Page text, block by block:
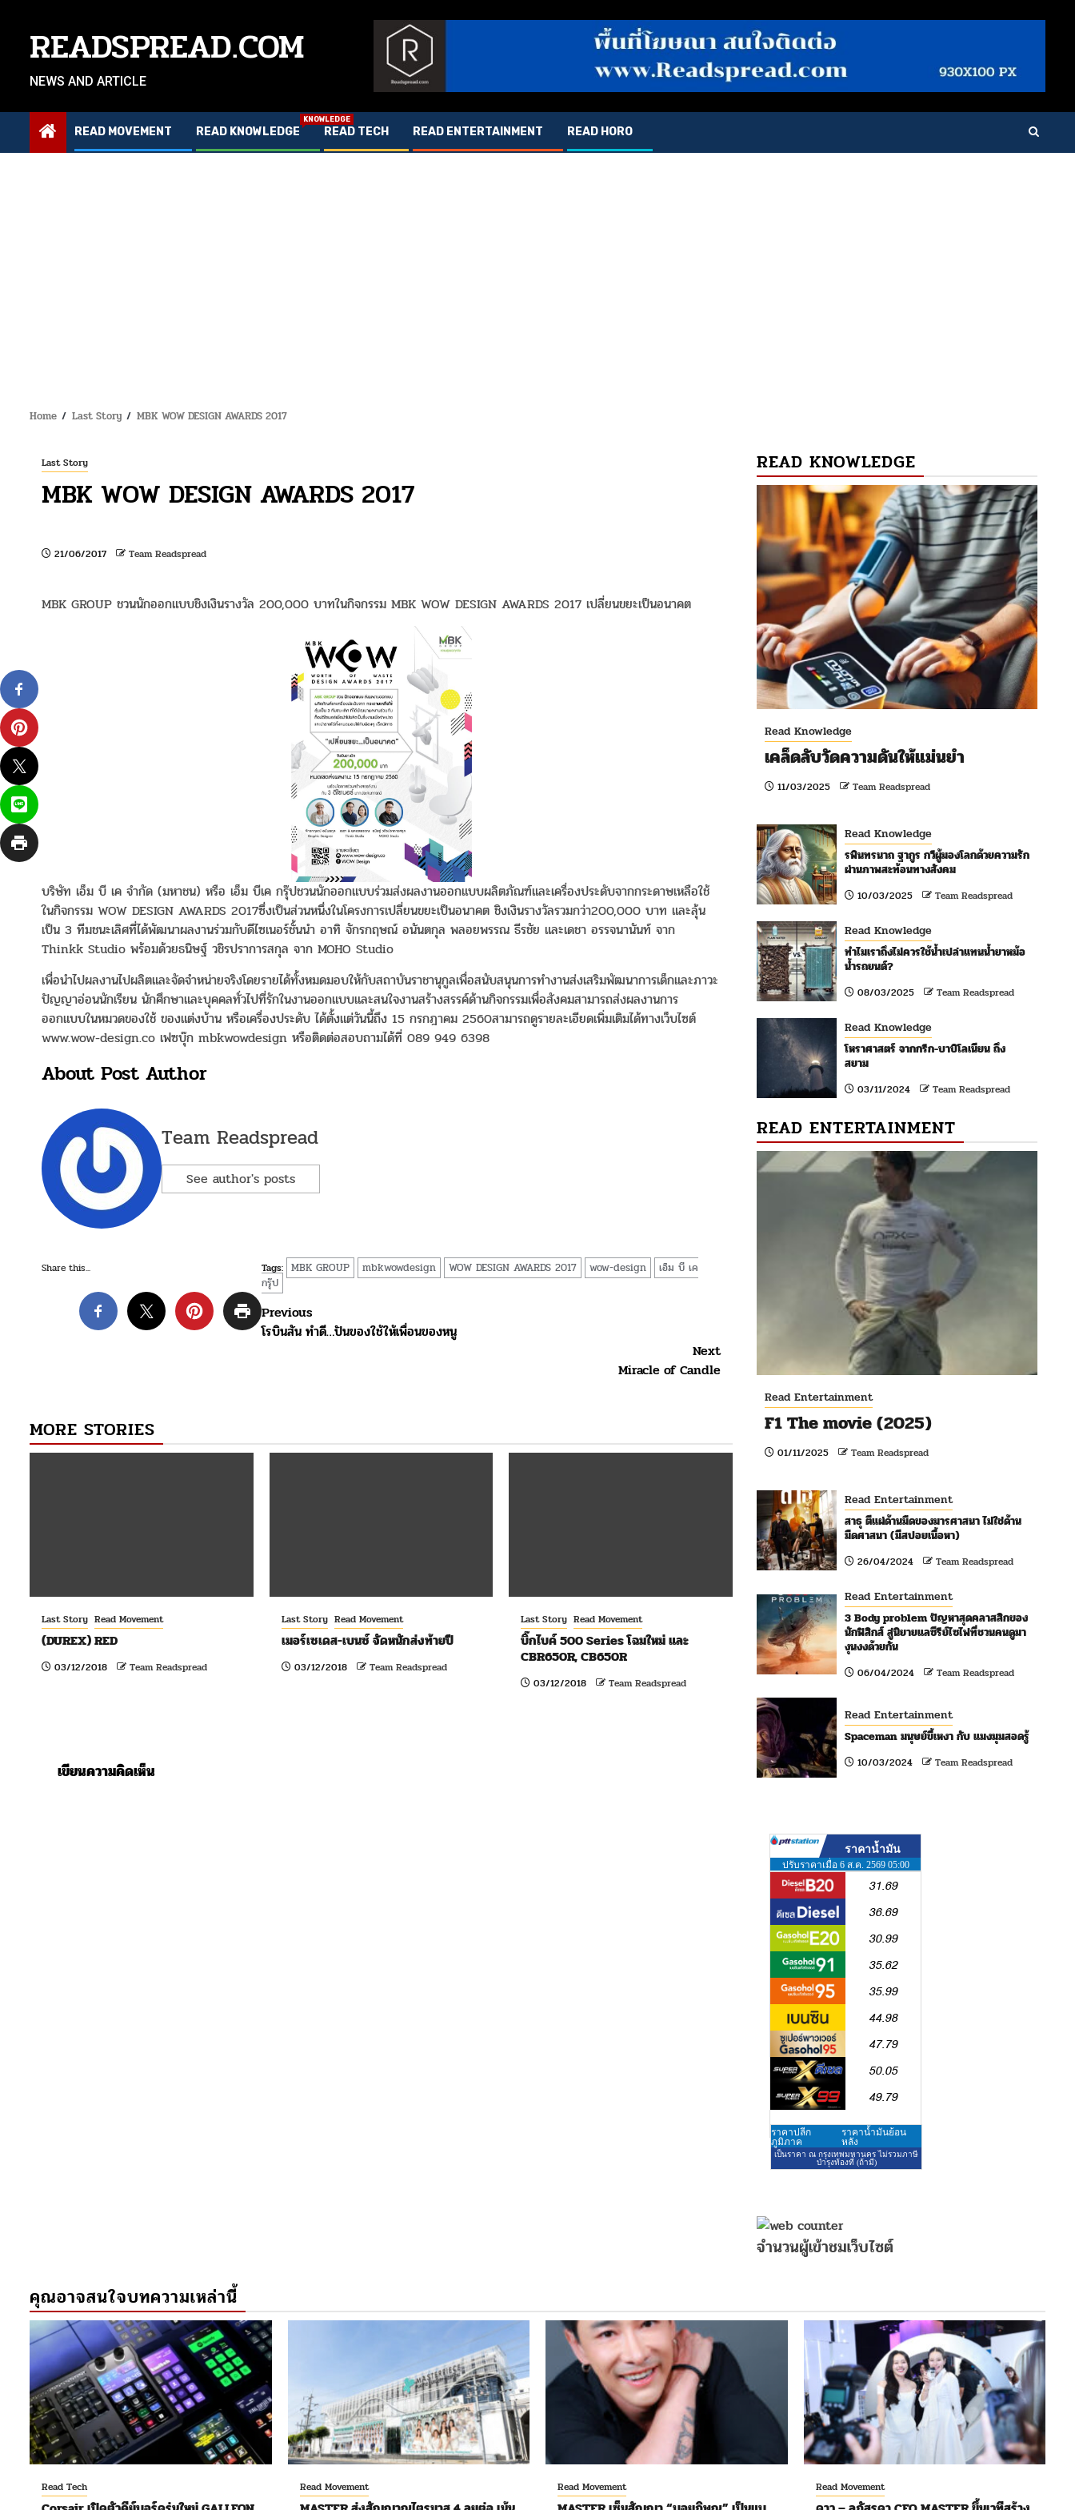
contentREADSPREAD.COM
NEWS AND ARTICLE
READ MOVEMENT READ KNOWLEDGE
KNOWLEDGE
READ TECH READ ENTERTAINMENT READ HORO
Home Last Story MBK WOW DESIGN AWARDS 2017
Last Story
MBK WOW DESIGN AWARDS 2017
21/06/2017 Team Readspread
MBK GROUP ชวนนักออกแบบชิงเงินรางวัล 200,000 บาทในกิจกรรม MBK WOW DESIGN AWARDS 2017 เปลี่ยนขยะเป็นอนาคต
บริษัท เอ็ม บี เค จำกัด (มหาชน) หรือ เอ็ม บีเค กรุ๊ปชวนนักออกแบบร่วมส่งผลงานออกแบบผลิตภัณฑ์และเครื่องประดับจากกระดาษเหลือใช้
ในกิจกรรม WOW DESIGN AWARDS 2017ซึ่งเป็นส่วนหนึ่งในโครงการเปลี่ยนขยะเป็นอนาคต ชิงเงินรางวัลรวมกว่า200,000 บาท และลุ้น
เป็น 3 ทีมชนะเลิศที่ได้พัฒนาผลงานร่วมกับดีไซเนอร์ชั้นนำ อาทิ จักรกฤษณ์ อนันตกุล พลอยพรรณ ธีรชัย และเดชา อรรจนานันท์ จาก
Thinkk Studio พร้อมด้วยธนิษฐ์ วชิรปราการสกุล จาก MOHO Studio
เพื่อนำไปผลงานไปผลิตและจัดจำหน่ายจริงโดยรายได้ทั้งหมดมอบให้กับสถาบันราชานุกูลเพื่อสนับสนุนการทำงานส่งเสริมพัฒนาการเด็กและภาวะ
ปัญญาอ่อนนักเรียน นักศึกษาและบุคคลทั่วไปที่รักในงานออกแบบและสนใจงานสร้างสรรค์ด้านกิจกรรมเพื่อสังคมสามารถส่งผลงานการ
ออกแบบในหมวดของใช้ ของแต่งบ้าน หรือเครื่องประดับ ได้ตั้งแต่วันนี้ถึง 15 กรกฎาคม 2560สามารถดูรายละเอียดเพิ่มเติมได้ทางเว็บไซต์
www.wow-design.co เฟซบุ๊ก mbkwowdesign หรือติดต่อสอบถามได้ที่ 089 949 6398
About Post Author
Team Readspread
See author's posts
Share this... Tags: MBK GROUP mbkwowdesign WOW DESIGN AWARDS 2017 wow-design
เอ็ม บี เค
กรุ๊ป
Post
navigation
Previous
โรบินสัน ทำดี…ปันของใช้ให้เพื่อนของหนู
Next
Miracle of Candle
MORE STORIES
Last Story Read Movement
(DUREX) RED
03/12/2018 Team Readspread
Last Story Read Movement
เมอร์เซเดส-เบนซ์ จัดหนักส่งท้ายปี
03/12/2018 Team Readspread
Last Story Read Movement
บิ๊กไบค์ 500 Series โฉมใหม่ และ
CBR650R, CB650R
03/12/2018 Team Readspread
เขียนความคิดเห็น
READ KNOWLEDGE
Read Knowledge
เคล็ดลับวัดความดันให้แม่นยำ
11/03/2025 Team Readspread
Read Knowledge
รพินทรนาถ ฐากูร กวีผู้มองโลกด้วยความรัก
ผ่านภาพสะท้อนทางสังคม
10/03/2025 Team Readspread
Read Knowledge
ทำไมเราถึงไม่ควรใช้น้ำเปล่าแทนน้ำยาหม้อ
น้ำรถยนต์?
08/03/2025 Team Readspread
Read Knowledge
โหราศาสตร์ จากกรีก-บาบิโลเนียน ถึง
สยาม
03/11/2024 Team Readspread
READ ENTERTAINMENT
Read Entertainment
F1 The movie (2025)
01/11/2025 Team Readspread
Read Entertainment
สาธุ ตีแผ่ด้านมืดของมารศาสนา ไม่ใช่ด้าน
มืดศาสนา (มีสปอยเนื้อหา)
26/04/2024 Team Readspread
Read Entertainment
3 Body problem ปัญหาสุดคลาสสิกของ
นักฟิสิกส์ สู่นิยายแลซีรีย์ไซไฟที่ชวนคนดูมา
งุนงงด้วยกัน
06/04/2024 Team Readspread
Read Entertainment
Spaceman มนุษย์ขี้เหงา กับ แมงมุมสอดรู้
10/03/2024 Team Readspread
จำนวนผู้เข้าชมเว็บไซต์
คุณอาจสนใจบทความเหล่านี้
Read Tech Read Movement Read Movement Read Movement